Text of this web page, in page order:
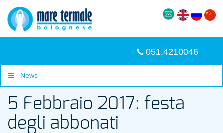
051.4210046
News
5 Febbraio 2017: festa
degli abbonati